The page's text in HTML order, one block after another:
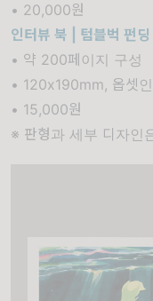
• 20,000원
인터뷰 북 | 텀블벅 펀
• 약 200페이지 구성
• 120x190mm, 옵셋
• 15,000원
※ 판형과 세부 디자인